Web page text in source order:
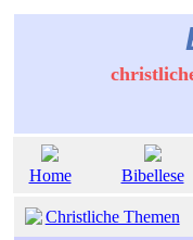
Home Bibellese
Christliche Themen